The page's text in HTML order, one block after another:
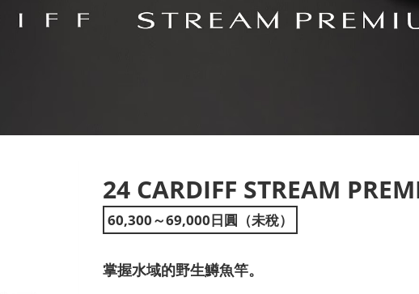
24 CARDIFF STREAM
60,300～69,000日圓（未稅）
掌握水域的野生鱒魚竿。